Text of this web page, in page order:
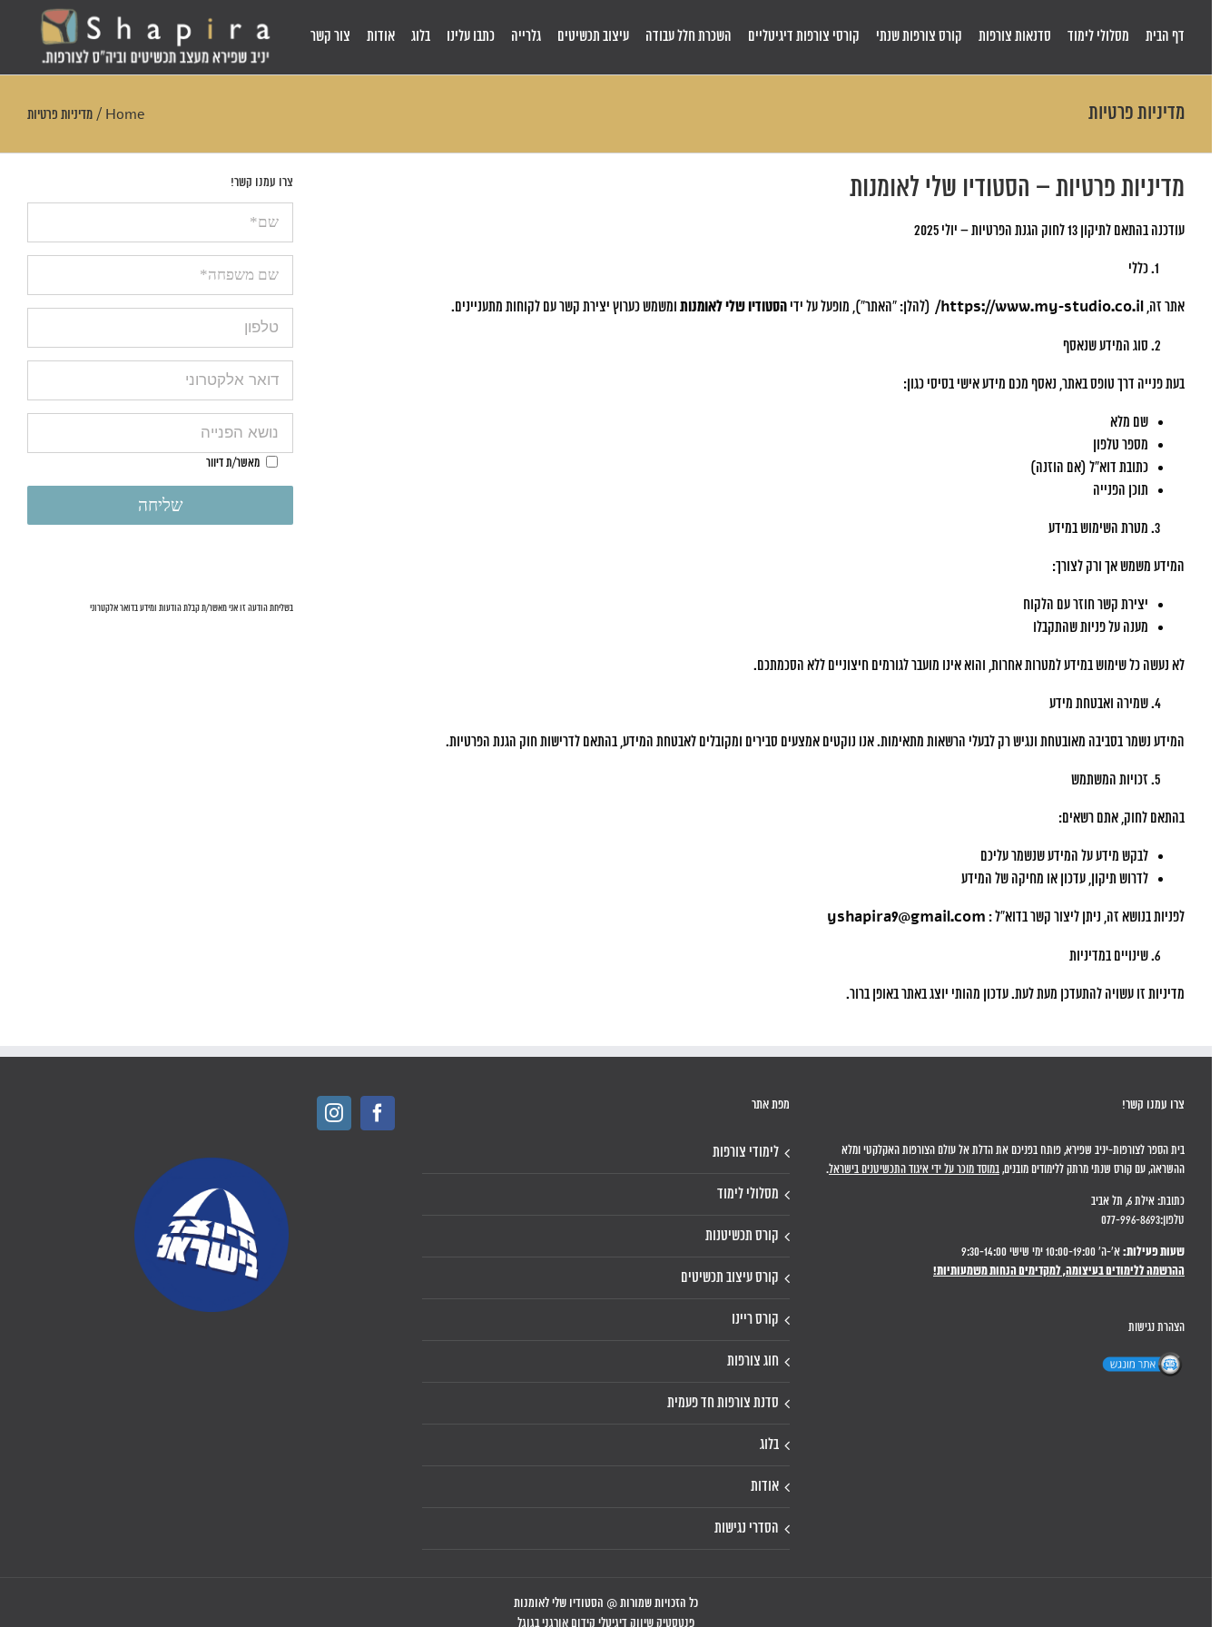
דף הבית מסלולי לימוד סדנאות צורפות קורס צורפות שנתי קורסי צורפות דיגיטליים השכרת חלל עבודה עיצוב תכשיטים גלרייה כתבו עלינו בלוג אודות צור קשר
מדיניות פרטיות Home
/ מדיניות פרטיות
מדיניות פרטיות – הסטודיו שלי לאומנות
עודכנה בהתאם לתיקון 13 לחוק הגנת הפרטיות – יולי 2025
כללי
אתר זה,https://www.my-studio.co.il
/ (להלן: “האתר”), מופעל על ידי הסטודיו שלי לאומנות ומשמש כערוץ יצירת קשר עם לקוחות מתעניינים.
סוג המידע שנאסף
בעת פנייה דרך טופס באתר, נאסף מכם מידע אישי בסיסי כגון:
שם מלא
מספר טלפון
כתובת דוא”ל (אם הוזנה)
תוכן הפנייה
מטרת השימוש במידע
המידע משמש אך ורק לצורך:
יצירת קשר חוזר עם הלקוח
מענה על פניות שהתקבלו
לא נעשה כל שימוש במידע למטרות אחרות, והוא אינו מועבר לגורמים חיצוניים ללא הסכמתכם.
שמירה ואבטחת מידע
המידע נשמר בסביבה מאובטחת ונגיש רק לבעלי הרשאות מתאימות. אנו נוקטים אמצעים סבירים ומקובלים לאבטחת המידע, בהתאם לדרישות חוק הגנת הפרטיות.
זכויות המשתמש
בהתאם לחוק, אתם רשאים:
לבקש מידע על המידע שנשמר עליכם
לדרוש תיקון, עדכון או מחיקה של המידע
לפניות בנושא זה, ניתן ליצור קשר בדוא”ל : yshapira9@gmail.com
שינויים במדיניות
מדיניות זו עשויה להתעדכן מעת לעת. עדכון מהותי יוצג באתר באופן ברור.
צרו עמנו קשר!
מאשר/ת דיוור
בשליחת הודעה זו אני מאשר/ת קבלת הודעות ומידע בדואר אלקטרוני
צרו עמנו קשר!
בית הספר לצורפות-יניב שפירא, פותח בפניכם את הדלת אל עולם הצורפות האקלקטי ומלא
ההשראה, עם קורס שנתי מרתק ללימודים מובנים, במוסד מוכר על ידי איגוד התכשיטנים בישראל.
כתובת: אילת 6, תל אביב
טלפון:077-996-8693
שעות פעילות: א'-ה' 10:00-19:00 ימי שישי 9:30-14:00
ההרשמה ללימודים בעיצומה, למקדימים הנחות משמעותיות!
הצהרת נגישות
מפת אתר
לימודי צורפות
מסלולי לימוד
קורס תכשיטנות
קורס עיצוב תכשיטים
קורס ריינו
חוג צורפות
סדנת צורפות חד פעמית
בלוג
אודות
הסדרי נגישות
כל הזכויות שמורות @ הסטודיו שלי לאומנות